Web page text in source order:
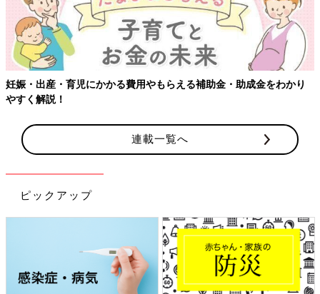
妊娠・出産・育児にかかる費用やもらえる補助金・助成金をわかり
やすく解説！
連載一覧へ
ピックアップ